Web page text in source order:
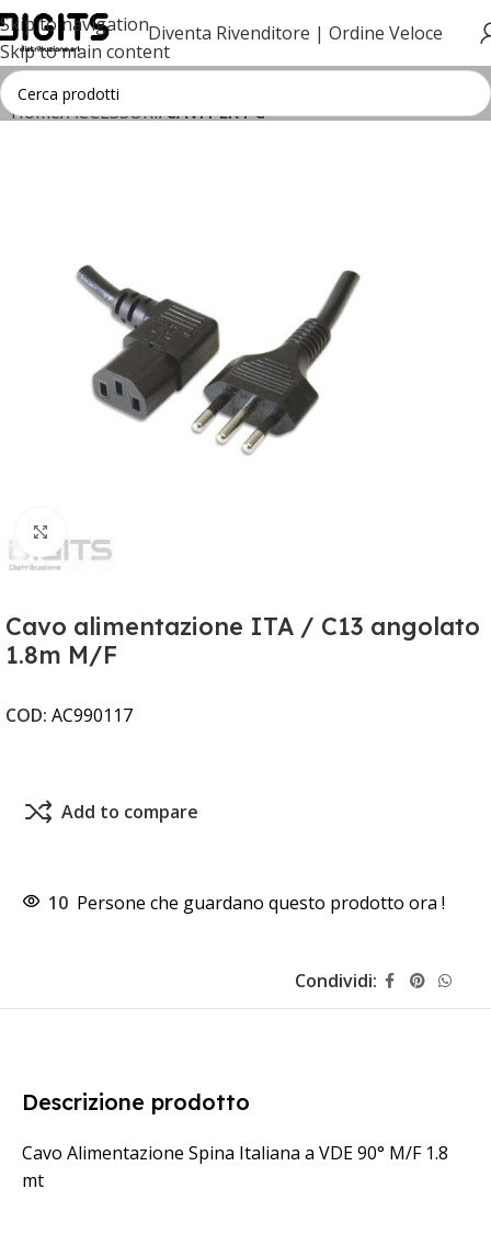
Skip to navigation
Skip to main content
Diventa Rivenditore | Ordine Veloce
Home ACCESSORI CAVI PER PC
Cavo alimentazione ITA / C13 angolato
1.8m M/F
COD: AC990117
Add to compare
10 Persone che guardano questo prodotto ora !
Condividi:
Descrizione prodotto
Cavo Alimentazione Spina Italiana a VDE 90° M/F 1.8
mt